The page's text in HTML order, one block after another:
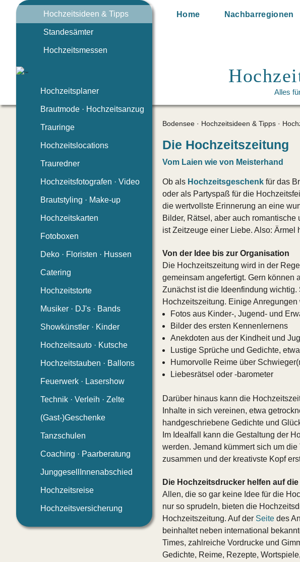
Home Nachbarregionen
Alles
Hochzeitsideen & Tipps
Standesämter
Hochzeitsmessen
Hochzeitsplaner
Brautmode · Hochzeitsanzug
Trauringe
Hochzeitslocations
Trauredner
Hochzeitsfotografen · Video
Brautstyling · Make-up
Hochzeitskarten
Fotoboxen
Deko · Floristen · Hussen
Catering
Hochzeitstorte
Musiker · DJ's · Bands
Showkünstler · Kinder
Hochzeitsauto · Kutsche
Hochzeitstauben · Ballons
Feuerwerk · Lasershow
Technik · Verleih · Zelte
(Gast-)Geschenke
Tanzschulen
Coaching · Paarberatung
JunggesellInnenabschied
Hochzeitsreise
Hochzeitsversicherung
Bodensee · Hochzeitsideen & Tipps ·
Die Hochzeitszeitung
Vom Laien wie von Meisterhand
Ob als Hochzeitsgeschenk für das
oder als Partyspaß für die
die wertvollste Erinnerung an eine
Bilder, Rätsel, aber auch
ist Zeitzeuge einer Liebe. Also: Ärmel
Von der Idee bis zur Organisation
Die Hochzeitszeitung wird in der
gemeinsam angefertigt. Gern können
Zunächst ist die Ideenfindung
Hochzeitszeitung. Einige
Fotos aus Kinder-, Jugend- und
Bilder des ersten Kennenlernens
Anekdoten aus der Kindheit und
Lustige Sprüche und Gedichte,
Humorvolle Reime über
Liebesrätsel oder -barometer
Darüber hinaus kann die
Inhalte in sich vereinen, etwa
handgeschriebene Gedichte und
Im Idealfall kann die Gestaltung der
werden. Jemand kümmert sich um
zusammen und der kreativste Kopf
Die Hochzeitsdrucker helfen auf
Allen, die so gar keine Idee für die
nur so sprudeln, bieten die
Hochzeitszeitung. Auf der Seite des
beinhaltet neben international
Times, zahlreiche Vordrucke und
Gedichte, Reime, Rezepte,